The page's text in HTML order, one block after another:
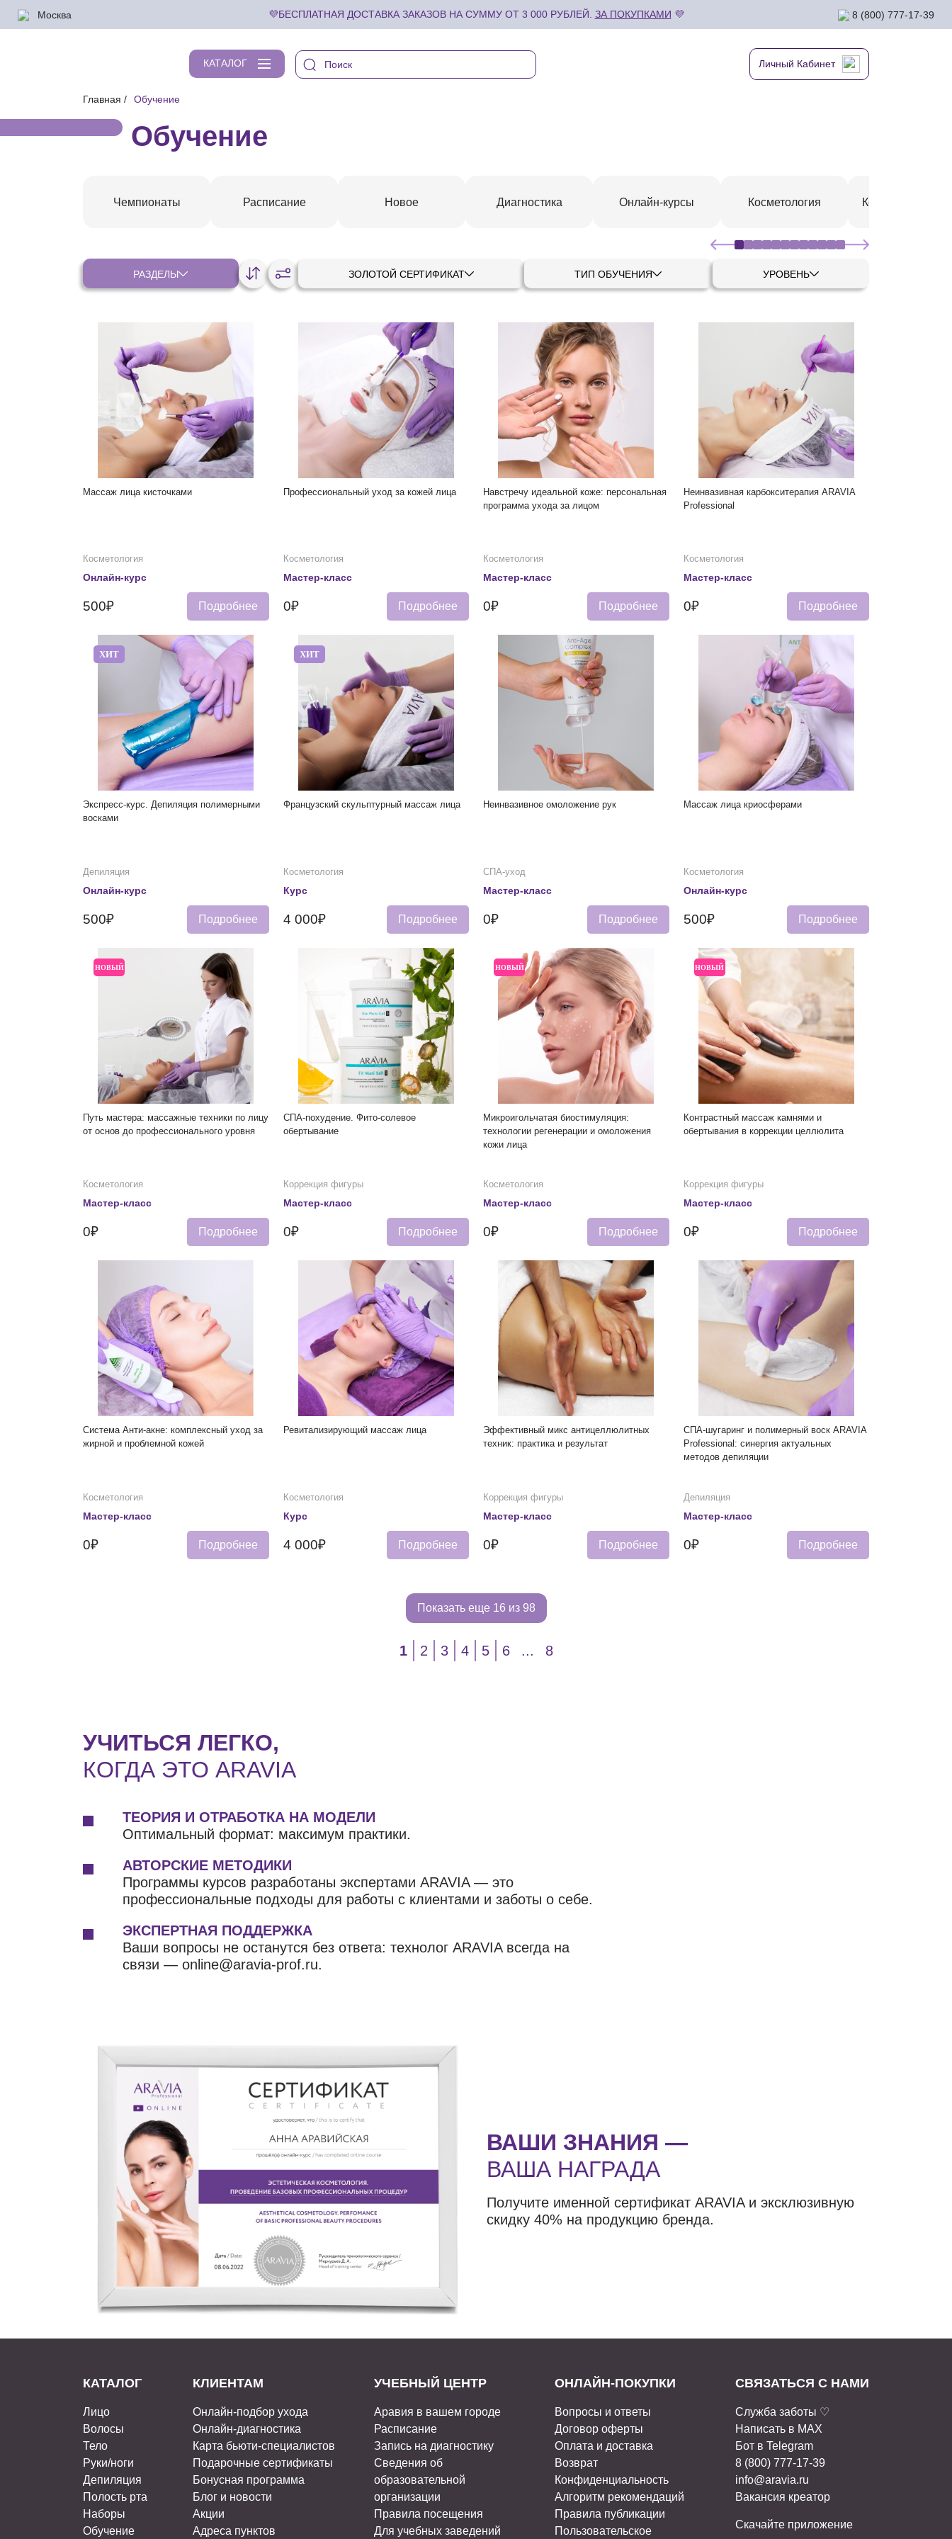
💜БЕСПЛАТНАЯ ДОСТАВКА ЗАКАЗОВ НА СУММУ ОТ 3 000 РУБЛЕЙ. ЗА ПОКУПКАМИ 💜
Москва 8 (800) 777-17-39
КАТАЛОГ Личный Кабинет
Главная Обучение
Обучение
Чемпионаты Расписание Новое Диагностика Онлайн-курсы Косметология Коррекция
РАЗДЕЛЫ ЗОЛОТОЙ СЕРТИФИКАТ ТИП ОБУЧЕНИЯ УРОВЕНЬ
Массаж лица кисточками
Косметология
Онлайн-курс
500₽ Подробнее
Профессиональный уход за кожей лица
Косметология
Мастер-класс
0₽ Подробнее
Навстречу идеальной коже: персональная
программа ухода за лицом
Косметология
Мастер-класс
0₽ Подробнее
Неинвазивная карбокситерапия ARAVIA
Professional
Косметология
Мастер-класс
0₽ Подробнее
ХИТ
Экспресс-курс. Депиляция полимерными
восками
Депиляция
Онлайн-курс
500₽ Подробнее
ХИТ
Французский скульптурный массаж лица
Косметология
Курс
4 000₽ Подробнее
Неинвазивное омоложение рук
СПА-уход
Мастер-класс
0₽ Подробнее
Массаж лица криосферами
Косметология
Онлайн-курс
500₽ Подробнее
НОВЫЙ
Путь мастера: массажные техники по лицу
от основ до профессионального уровня
Косметология
Мастер-класс
0₽ Подробнее
СПА-похудение. Фито-солевое
обертывание
Коррекция фигуры
Мастер-класс
0₽ Подробнее
НОВЫЙ
Микроигольчатая биостимуляция:
технологии регенерации и омоложения
кожи лица
Косметология
Мастер-класс
0₽ Подробнее
НОВЫЙ
Контрастный массаж камнями и
обертывания в коррекции целлюлита
Коррекция фигуры
Мастер-класс
0₽ Подробнее
Система Анти-акне: комплексный уход за
жирной и проблемной кожей
Косметология
Мастер-класс
0₽ Подробнее
Ревитализирующий массаж лица
Косметология
Курс
4 000₽ Подробнее
Эффективный микс антицеллюлитных
техник: практика и результат
Коррекция фигуры
Мастер-класс
0₽ Подробнее
СПА-шугаринг и полимерный воск ARAVIA
Professional: синергия актуальных
методов депиляции
Депиляция
Мастер-класс
0₽ Подробнее
Показать еще 16 из 98
1 2 3 4 5 6 ... 8
УЧИТЬСЯ ЛЕГКО,
КОГДА ЭТО ARAVIA
ТЕОРИЯ И ОТРАБОТКА НА МОДЕЛИ
Оптимальный формат: максимум практики.
АВТОРСКИЕ МЕТОДИКИ
Программы курсов разработаны экспертами ARAVIA — это
профессиональные подходы для работы с клиентами и заботы о себе.
ЭКСПЕРТНАЯ ПОДДЕРЖКА
Ваши вопросы не останутся без ответа: технолог ARAVIA всегда на
связи — online@aravia-prof.ru.
ВАШИ ЗНАНИЯ —
ВАША НАГРАДА
Получите именной сертификат ARAVIA и эксклюзивную
скидку 40% на продукцию бренда.
КАТАЛОГ
Лицо
Волосы
Тело
Руки/ноги
Депиляция
Полость рта
Наборы
Обучение
КЛИЕНТАМ
Онлайн-подбор ухода
Онлайн-диагностика
Карта бьюти-специалистов
Подарочные сертификаты
Бонусная программа
Блог и новости
Акции
Адреса пунктов
УЧЕБНЫЙ ЦЕНТР
Аравия в вашем городе
Расписание
Запись на диагностику
Сведения об
образовательной
организации
Правила посещения
Для учебных заведений
ОНЛАЙН-ПОКУПКИ
Вопросы и ответы
Договор оферты
Оплата и доставка
Возврат
Конфиденциальность
Алгоритм рекомендаций
Правила публикации
Пользовательское
СВЯЗАТЬСЯ С НАМИ
Служба заботы ♡
Написать в MAX
Бот в Telegram
8 (800) 777-17-39
info@aravia.ru
Вакансия креатор
Скачайте приложение